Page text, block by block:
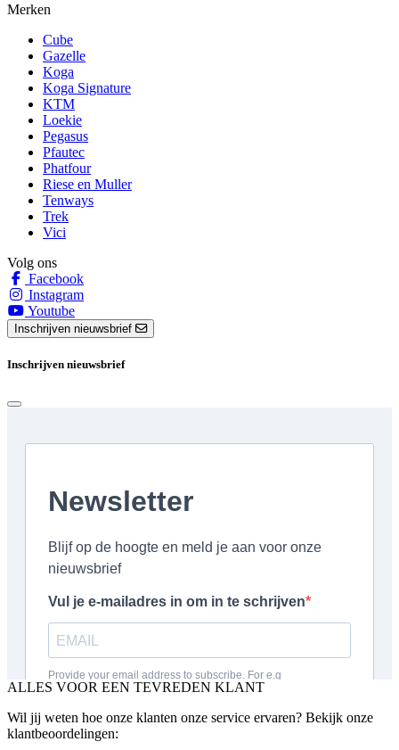
Merken
Cube
Gazelle
Koga
Koga Signature
KTM
Loekie
Pegasus
Pfautec
Phatfour
Riese en Muller
Tenways
Trek
Vici
Volg ons
Facebook
Instagram
Youtube
Inschrijven nieuwsbrief
Inschrijven nieuwsbrief
ALLES VOOR EEN TEVREDEN KLANT
Wil jij weten hoe onze klanten onze service ervaren? Bekijk onze
klantbeoordelingen: